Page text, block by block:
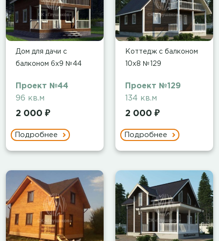
Дом для дачи с
балконом 6х9 №44
Проект №44
96 кв.м
2 000 ₽
Подробнее
Коттедж с балконом
10х8 №129
Проект №129
134 кв.м
2 000 ₽
Подробнее